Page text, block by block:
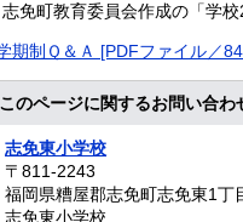
免町教育委員会作成の「学校
期制Ｑ＆Ａ [PDFファイル／
このページに関するお問い合わ
志免東小学校
〒811-2243
福岡県糟屋郡志免町志免東1丁
志免東小学校